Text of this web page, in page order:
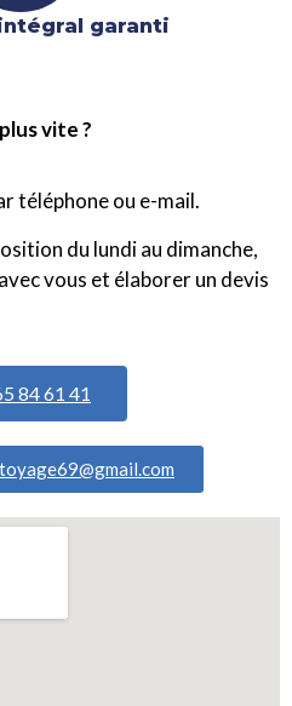
garanti​
vite ?
téléphone ou e-mail.
du lundi au dimanche,
vous et élaborer un devis
84 61 41